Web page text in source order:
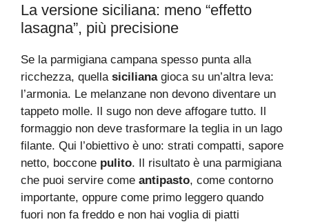
La versione siciliana: meno “effetto
lasagna”, più precisione
Se la parmigiana campana spesso punta alla
ricchezza, quella sicilianagioca su un’altra leva:
l’armonia. Le melanzane non devono diventare un
tappeto molle. Il sugo non deve affogare tutto. Il
formaggio non deve trasformare la teglia in un lago
filante. Qui l’obiettivo è uno: strati compatti, sapore
netto, boccone pulito. Il risultato è una parmigiana
che puoi servire come antipasto, come contorno
importante, oppure come primo leggero quando
fuori non fa freddo e non hai voglia di piatti